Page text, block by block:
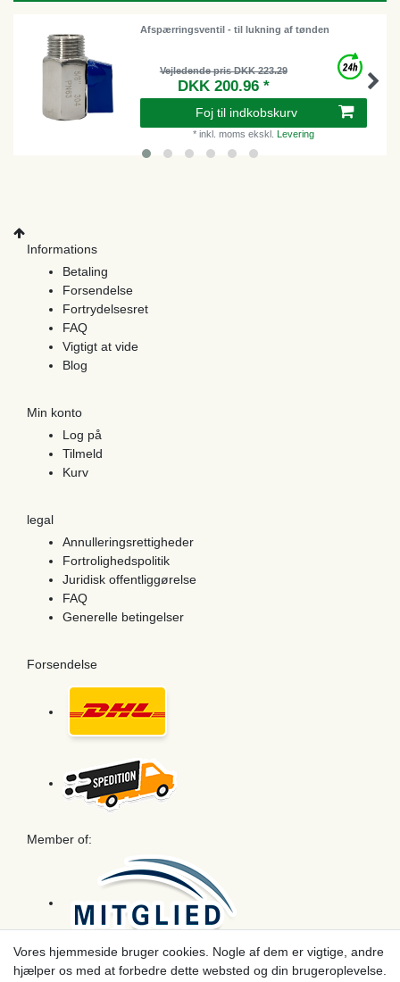
Afspærringsventil - til lukning af tønden
Vejledende pris DKK 223.29
DKK 200.96 *
Foj til indkobskurv
* inkl. moms ekskl. Levering
Informations
Betaling
Forsendelse
Fortrydelsesret
FAQ
Vigtigt at vide
Blog
Min konto
Log på
Tilmeld
Kurv
legal
Annulleringsrettigheder
Fortrolighedspolitik
Juridisk offentliggørelse
FAQ
Generelle betingelser
Forsendelse
Member of:
Betaling
Vores hjemmeside bruger cookies. Nogle af dem er vigtige, andre
hjælper os med at forbedre dette websted og din brugeroplevelse.